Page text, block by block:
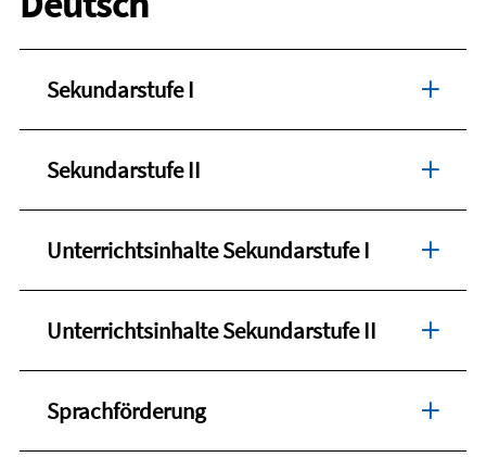
Sekundarstufe I
Sekundarstufe II
Unterrichtsinhalte Sekundarstufe I
Unterrichtsinhalte Sekundarstufe II
Sprachförderung